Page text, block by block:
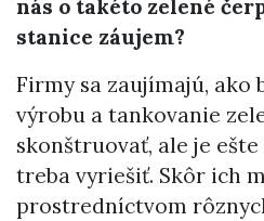
nás o takéto zelené
stanice záujem?
Firmy sa zaujímajú, ako
výrobu a tankovanie
skonštruovať, ale je
treba vyriešiť. Skôr ich
prostredníctvom